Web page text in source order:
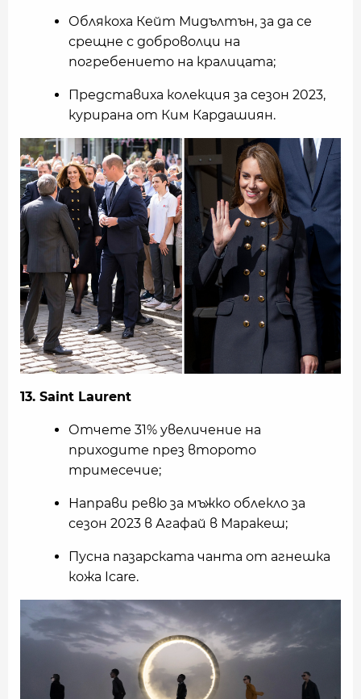
Облякоха Кейт Мидълтън, за да се
срещне с доброволци на
погребението на кралицата;
Представиха колекция за сезон 2023,
курирана от Ким Кардашиян.
13. Saint Laurent
Отчете 31% увеличение на
приходите през второто
тримесечие;
Направи ревю за мъжко облекло за
сезон 2023 в Агафай в Маракеш;
Пусна пазарската чанта от агнешка
кожа Icare.